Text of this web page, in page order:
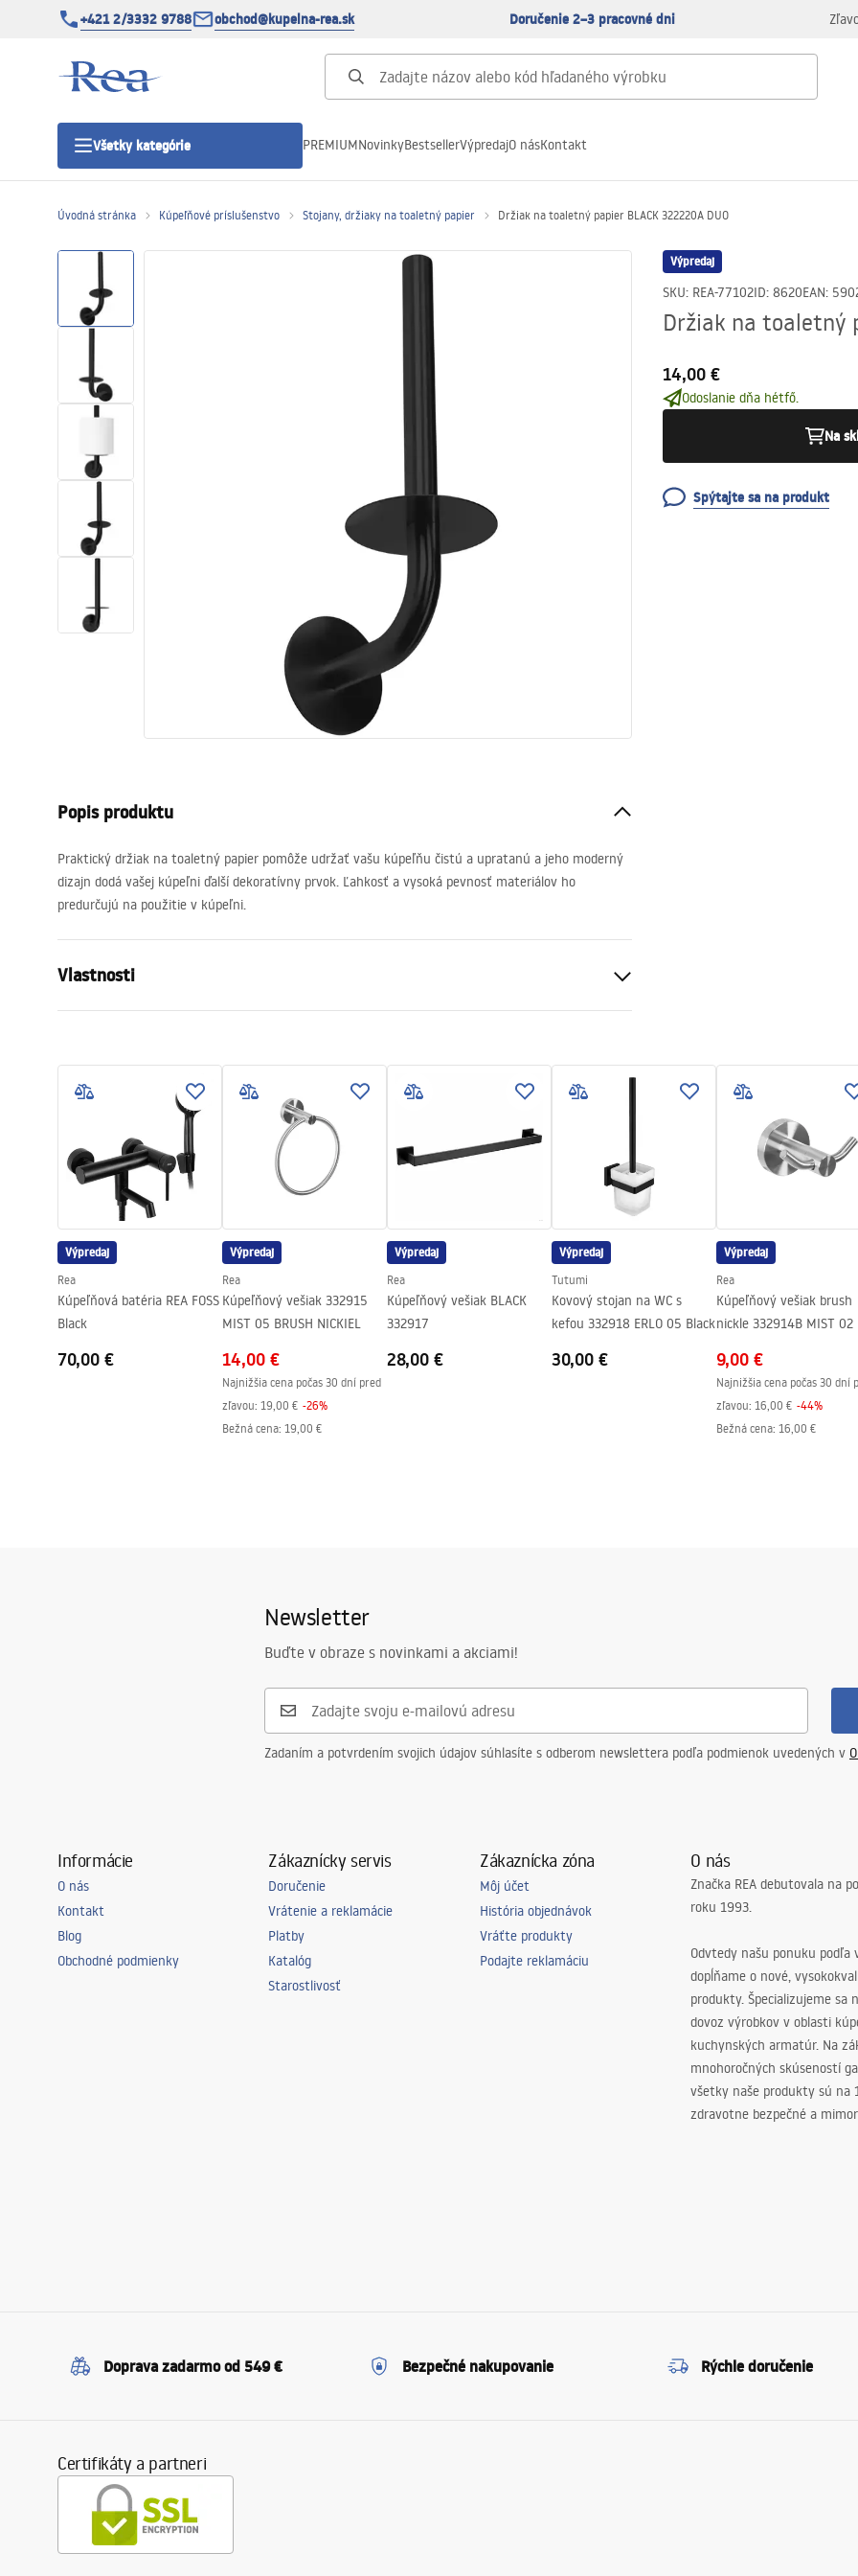
+421 2/3332 9788 obchod@kupelna-rea.sk Doručenie 2–3 pracovné dni
Všetky kategórie
Sprchové dvere
Sprchové žľaby
Sanitárna keramika
Vaňa so zástenou
PREMIUMNovinkyBestsellerVýpredajO násKontakt
Úvodná stránka Kúpeľňové príslušenstvo Stojany, držiaky na toaletný papier Držiak na toaletný papier BLACK 322220A DUO
Výpredaj
SKU: REA-77102ID: 8620EAN:
Držiak na toaletný
14,00 €
Odoslanie dňa hétfő.
Na
Spýtajte sa na produkt
Popis produktu
Praktický držiak na toaletný papier pomôže udržať vašu kúpeľňu čistú a upratanú a jeho moderný
dizajn dodá vašej kúpeľni ďalší dekoratívny prvok. Ľahkosť a vysoká pevnosť materiálov ho
predurčujú na použitie v kúpeľni.
Vlastnosti
Spôsob montáže
Samolepiaci
Výška
mm
Hĺbka
Záruka
24 mesiacov
Výpredaj
Rea
Kúpeľňová batéria REA FOSS
Black
70,00 €
Výpredaj
Rea
Kúpeľňový vešiak 332915
MIST 05 BRUSH NICKIEL
14,00 €
Najnižšia cena počas 30 dní pred
zľavou: 19,00 € -26%
Bežná cena: 19,00 €
Výpredaj
Rea
Kúpeľňový vešiak BLACK
332917
28,00 €
Výpredaj
Tutumi
Kovový stojan na WC s
kefou 332918 ERLO 05 Black
30,00 €
Výpredaj
Rea
Kúpeľňový vešiak brush
nickle 332914B MIST 02
9,00 €
Najnižšia cena počas 30 dní
zľavou: 16,00 € -44%
Bežná cena: 16,00 €
Newsletter
Buďte v obraze s novinkami a akciami!
Zadaním a potvrdením svojich údajov súhlasíte s odberom newslettera podľa podmienok uvedených v
Informácie
O nás
Kontakt
Blog
Obchodné podmienky
Zákaznícky servis
Doručenie
Vrátenie a reklamácie
Platby
Katalóg
Starostlivosť
Zákaznícka zóna
Môj účet
História objednávok
Vráťte produkty
Podajte reklamáciu
O nás
Značka REA debutovala na
roku 1993.
Odvtedy našu ponuku podľa
dopĺňame o nové,
produkty. Špecializujeme sa
dovoz výrobkov v oblasti
kuchynských armatúr. Na
mnohoročných skúseností
všetky naše produkty sú na
zdravotne bezpečné a
Doprava zadarmo od 549 € Bezpečné nakupovanie Rýchle doručenie
Certifikáty a partneri